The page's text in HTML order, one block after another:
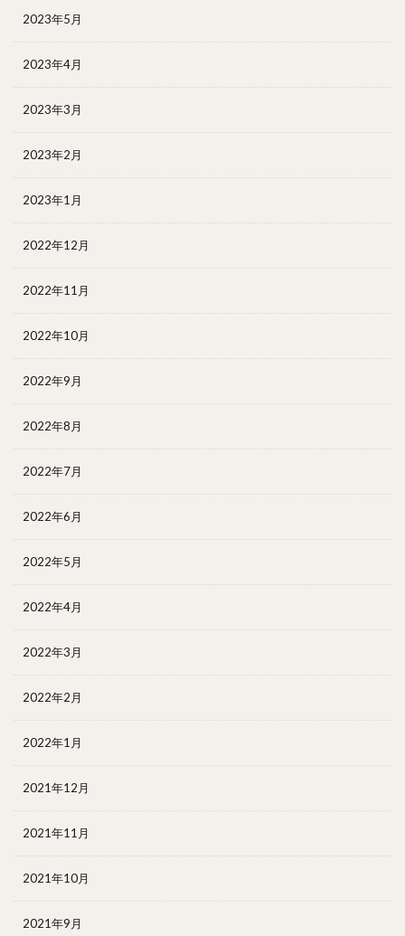
2023年5月
2023年4月
2023年3月
2023年2月
2023年1月
2022年12月
2022年11月
2022年10月
2022年9月
2022年8月
2022年7月
2022年6月
2022年5月
2022年4月
2022年3月
2022年2月
2022年1月
2021年12月
2021年11月
2021年10月
2021年9月